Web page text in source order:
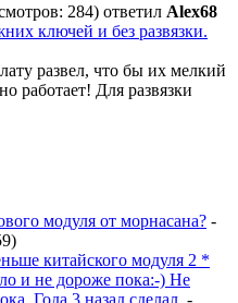
284) ответил Alex68
ключей и без развязки.
развел, что бы их мелкий
работает! Для развязки
модуля от морнасана? -
)
китайского модуля 2 *
и не дороже пока:-) Не
Года 3 назад сделал. -